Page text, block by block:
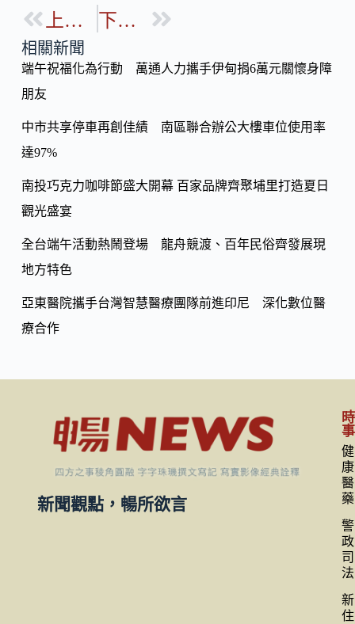
b
o
p
Li
k
上一篇 下一篇
相關新聞
端午祝福化為行動 萬通人力攜手伊甸捐6萬元關懷身障
朋友
中市共享停車再創佳績 南區聯合辦公大樓車位使用率
達97%
南投巧克力咖啡節盛大開幕 百家品牌齊聚埔里打造夏日
觀光盛宴
全台端午活動熱鬧登場 龍舟競渡、百年民俗齊發展現
地方特色
亞東醫院攜手台灣智慧醫療團隊前進印尼 深化數位醫
療合作
新聞觀點，暢所欲言
時
事
健
康
醫
藥
警
政
司
法
新
住